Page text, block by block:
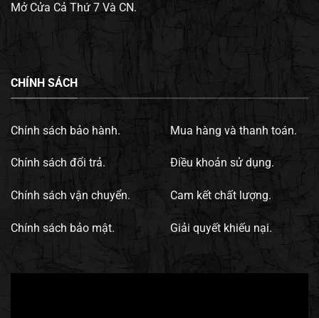
Mở Cửa Cả Thứ 7 Và CN.
CHÍNH SÁCH
Chính sách bảo hành.
Chính sách đổi trả.
Chính sách vận chuyển.
Chính sách bảo mật.
Mua hàng và thanh toán.
Điều khoản sử dụng.
Cam kết chất lượng.
Giải quyết khiếu nại.